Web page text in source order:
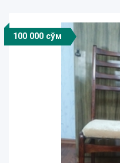
100 000 сўм